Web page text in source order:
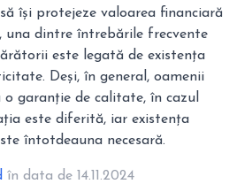
își protejeze valoarea financiară
una dintre întrebările frecvente
este legată de existența
Deși, în general, oamenii
garanție de calitate, în cazul
este diferită, iar existența
întotdeauna necesară.
în data de 14.11.2024